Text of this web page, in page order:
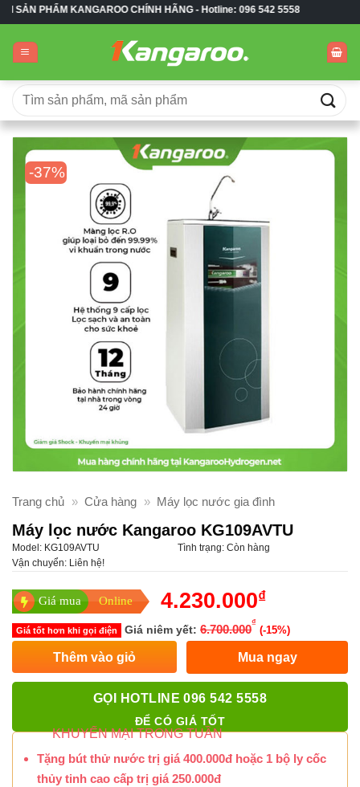
Bỏ
nội
KANGAROO CHÍNH HÃNG -Hotline: 096 542 5558
Tìm
-37%
Trang chủ » Cửa hàng » Máy lọc nước gia đình
Máy lọc nước Kangaroo KG109AVTU
Model: KG109AVTU Tình trạng:Còn hàng
Vận chuyển: Liên hệ!
Giá mua Online 4.230.000₫
Giá tốt hơn khi gọi điện Giá niêm yết: 6.700.000₫
(-15%)
Thêm vào giỏ Mua ngay
GỌI HOTLINE 096 542 5558
ĐỂ CÓ GIÁ TỐT
KHUYẾN MẠI TRONG TUẦN
Tặng bút thử nước trị giá 400.000đ hoặc 1 bộ ly cốc
thủy tinh cao cấp trị giá 250.000đ